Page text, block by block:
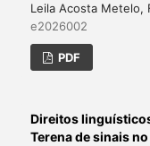
Leila Acosta Metelo,
e2026002
PDF
Direitos
Terena de sinais